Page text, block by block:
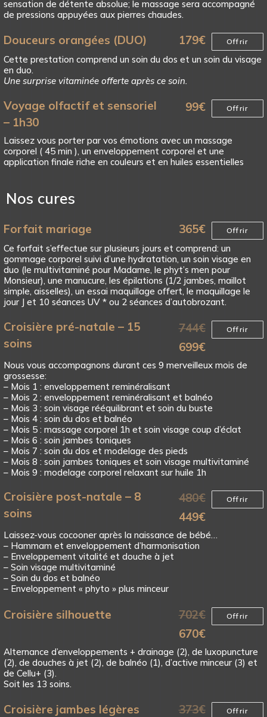
sensation de détente absolue; le massage sera accompagné
de pressions appuyées aux pierres chaudes.
Douceurs orangées (DUO) 179€ Offrir
Cette prestation comprend un soin du dos et un soin du visage
en duo.
Une surprise vitaminée offerte après ce soin.
Voyage olfactif et sensoriel
– 1h30
99€ Offrir
Laissez vous porter par vos émotions avec un massage
corporel ( 45 min ), un enveloppement corporel et une
application finale riche en couleurs et en huiles essentielles
Nos cures
Forfait mariage 365€ Offrir
Ce forfait s’effectue sur plusieurs jours et comprend: un
gommage corporel suivi d’une hydratation, un soin visage en
duo (le multivitaminé pour Madame, le phyt’s men pour
Monsieur), une manucure, les épilations (1/2 jambes, maillot
simple, aisselles), un essai maquillage offert, le maquillage le
jour J et 10 séances UV * ou 2 séances d’autobrozant.
Croisière pré-natale – 15
soins
744€
699€
Offrir
Nous vous accompagnons durant ces 9 merveilleux mois de
grossesse:
– Mois 1 : enveloppement reminéralisant
– Mois 2 : enveloppement reminéralisant et balnéo
– Mois 3 : soin visage rééquilibrant et soin du buste
– Mois 4 : soin du dos et balnéo
– Mois 5 : massage corporel 1h et soin visage coup d’éclat
– Mois 6 : soin jambes toniques
– Mois 7 : soin du dos et modelage des pieds
– Mois 8 : soin jambes toniques et soin visage multivitaminé
– Mois 9 : modelage corporel relaxant sur huile 1h
Croisière post-natale – 8
soins
480€
449€
Offrir
Laissez-vous cocooner après la naissance de bébé…
– Hammam et enveloppement d’harmonisation
– Enveloppement vitalité et douche à jet
– Soin visage multivitaminé
– Soin du dos et balnéo
– Enveloppement « phyto » plus minceur
Croisière silhouette 702€
670€
Offrir
Alternance d’enveloppements + drainage (2), de luxopuncture
(2), de douches à jet (2), de balnéo (1), d’active minceur (3) et
de Cellu+ (3).
Soit les 13 soins.
Croisière jambes légères 373€
Offrir